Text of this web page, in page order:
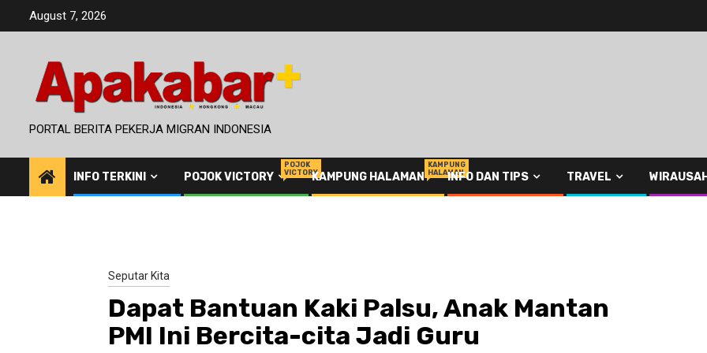
August 7, 2026
PORTAL BERITA PEKERJA MIGRAN INDONESIA
INFO TERKINI POJOK VICTORY
POJOK
VICTORYKAMPUNG HALAMAN
KAMPUNG
HALAMANINFO DAN TIPS TRAVEL
Seputar Kita
Dapat Bantuan Kaki Palsu, Anak Mantan
PMI Ini Bercita-cita Jadi Guru